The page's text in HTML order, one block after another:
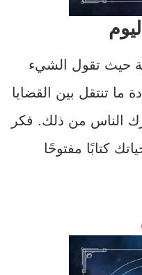
حيث تقول الشيء
تنتقل بين القضايا
الناس من ذلك. فكر
كتابًا مفتوحًا